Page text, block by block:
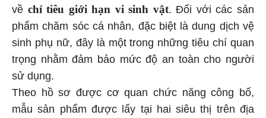
về chỉ tiêu giới hạn vi sinh vật. Đối với các sản
phẩm chăm sóc cá nhân, đặc biệt là dung dịch vệ
sinh phụ nữ, đây là một trong những tiêu chí quan
trọng nhằm đảm bảo mức độ an toàn cho người
sử dụng.
Theo hồ sơ được cơ quan chức năng công bố,
mẫu sản phẩm được lấy tại hai siêu thị trên địa